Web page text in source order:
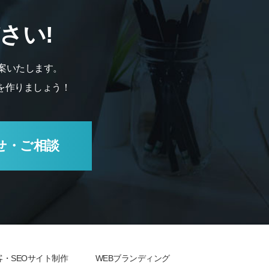
い!
たします。
りましょう！
・ご相談
・SEOサイト制作 WEBブランディング